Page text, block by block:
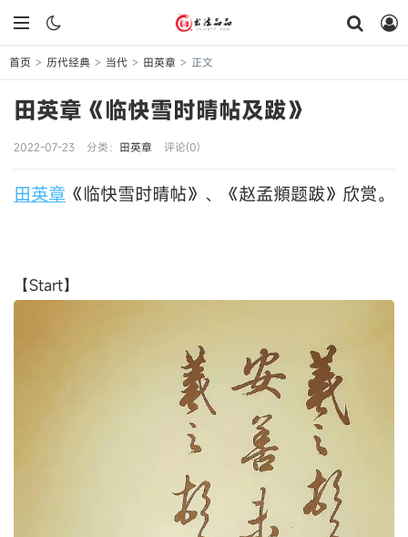
首页 > 历代经典 > 当代 > 田英章 > 正文
田英章《临快雪时晴帖及跋》
2022-07-23 分类： 田英章 评论(0)
田英章 《临快雪时晴帖》、《赵孟頫题跋》欣赏。
【Start】